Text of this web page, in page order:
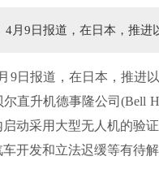
月9日报道，在日本，推进
报道，在日本，推进以
直升机德事隆公司(Bell
动采用大型无人机的验
开发和立法迟缓等有待解